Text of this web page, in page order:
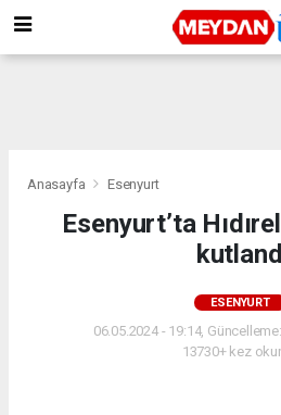
Anasayfa Esenyurt
Esenyurt’ta
ESENYURT
06.05.2024 - 19:14,
13730+ kez